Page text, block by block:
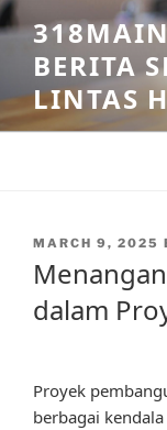
Skip
to
contentBERITA
LINTAS
POSTED
MARCH 9, 2025
dalam
Proyek
berbagai